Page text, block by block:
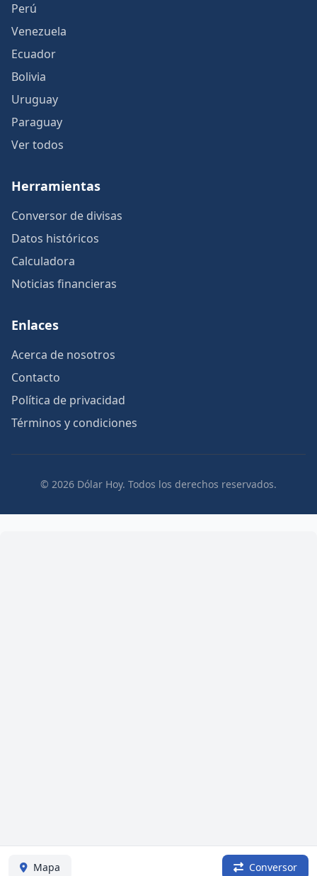
Mapa Conversor
Perú
Venezuela
Ecuador
Bolivia
Uruguay
Paraguay
Ver todos
Herramientas
Conversor de divisas
Datos históricos
Calculadora
Noticias financieras
Enlaces
Acerca de nosotros
Contacto
Política de privacidad
Términos y condiciones
© 2026 Dólar Hoy. Todos los derechos reservados.